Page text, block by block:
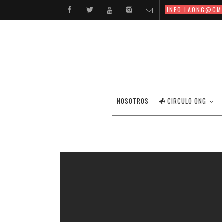
NOSOTROS CIRCULO ONG